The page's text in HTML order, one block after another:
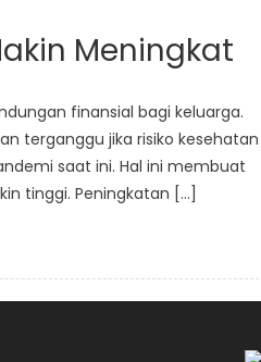
Meningkat
finansial bagi keluarga.
terganggu jika risiko kesehatan
saat ini. Hal ini membuat
tinggi. Peningkatan […]